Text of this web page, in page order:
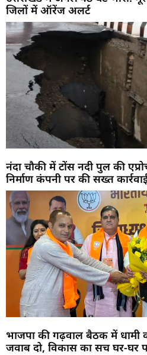
जिलों में ऑरेंज अलर्ट
नंदा चौकी में टोंस नदी पुल की
निर्माण कंपनी पर की सख्त
भाजपा की गढ़वाल बैठक में
जवाब दो, विकास का सच घर-घर